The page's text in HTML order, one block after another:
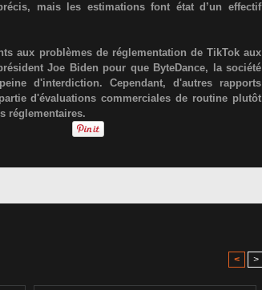
mais les estimations font état d’un effectif
aux problèmes de réglementation de TikTok aux
Joe Biden pour que ByteDance, la société
d'interdiction. Cependant, d'autres rapports
d'évaluations commerciales de routine plutôt
réglementaires.
< >